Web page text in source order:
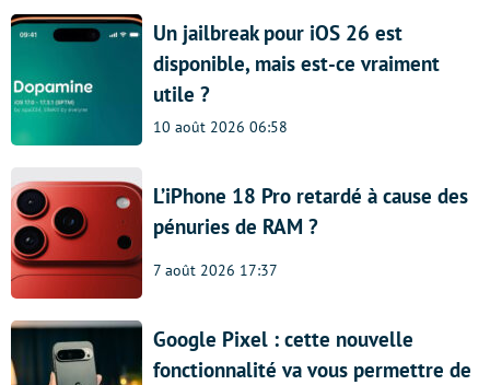
Un jailbreak pour iOS 26 est
disponible, mais est-ce vraiment
utile ?
10 août 2026 06:58
L’iPhone 18 Pro retardé à cause des
pénuries de RAM ?
7 août 2026 17:37
Google Pixel : cette nouvelle
fonctionnalité va vous permettre de